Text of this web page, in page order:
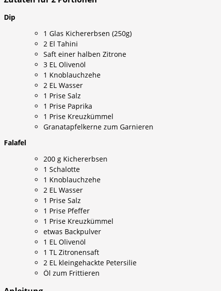
Dip
1 Glas Kichererbsen (250g)
2 El Tahini
Saft einer halben Zitrone
3 EL Olivenöl
1 Knoblauchzehe
2 EL Wasser
1 Prise Salz
1 Prise Paprika
1 Prise Kreuzkümmel
Granatapfelkerne zum Garnieren
Falafel
200 g Kichererbsen
1 Schalotte
1 Knoblauchzehe
2 EL Wasser
1 Prise Salz
1 Prise Pfeffer
1 Prise Kreuzkümmel
etwas Backpulver
1 EL Olivenöl
1 TL Zitronensaft
2 EL kleingehackte Petersilie
Öl zum Frittieren